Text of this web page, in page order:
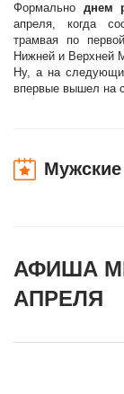
Формально днем
апреля, когда
трамвая по
Нижней и Верхней
Ну, а на
впервые вышел на
АФИША
АПРЕЛЯ